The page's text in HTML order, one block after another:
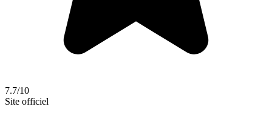
7.7/10
Site officiel